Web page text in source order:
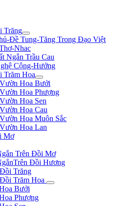
Trăng
Đề Tung-Tăng Trong Đạo Việt
Nhac
Ngắn Trầu Cau
Cộng-Hưởng
Trăm Hoa
Hoa Bưởi
Hoa Phượng
Hoa Sen
Hoa Cau
Hoa Muôn Sắc
Hoa Lan
Mơ
Trên Đồi Mơ
Đồi Hương
Trăng
Trăm Hoa
Bưởi
Phượng